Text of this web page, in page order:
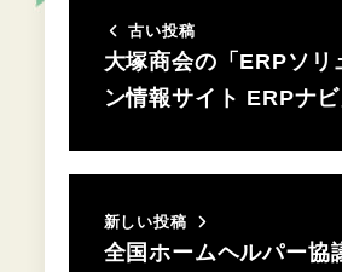
古い投稿
大塚商会の「ERPソリ
ン情報サイト ERPナ
新しい投稿
全国ホームヘルパー協